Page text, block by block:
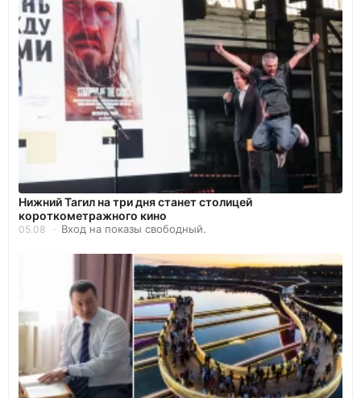
Нижний Тагил на три дня станет столицей
короткометражного кино
05.08 Вход на показы свободный.